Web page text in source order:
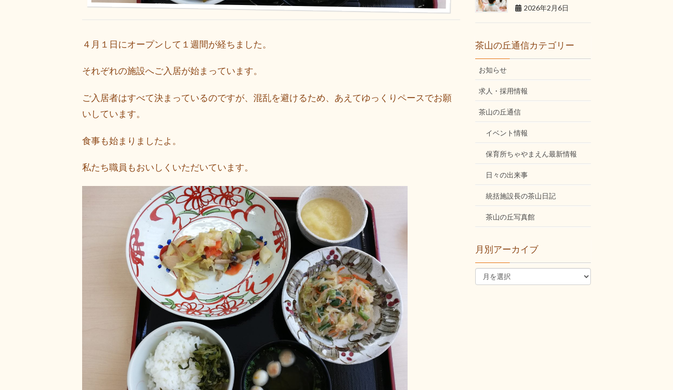
４月１日にオープンして１週間が経ちました。
それぞれの施設へご入居が始まっています。
ご入居者はすべて決まっているのですが、混乱を避けるため、あえてゆっくりペースでお願
いしています。
食事も始まりましたよ。
私たち職員もおいしくいただいています。
2026年2月6日
茶山の丘通信カテゴリー
お知らせ
求人・採用情報
茶山の丘通信
イベント情報
保育所ちゃやまえん最新情報
日々の出来事
統括施設長の茶山日記
茶山の丘写真館
月別アーカイブ